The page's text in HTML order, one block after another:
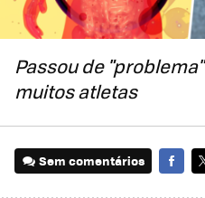
Passou de
muitos atletas
Sem comentários